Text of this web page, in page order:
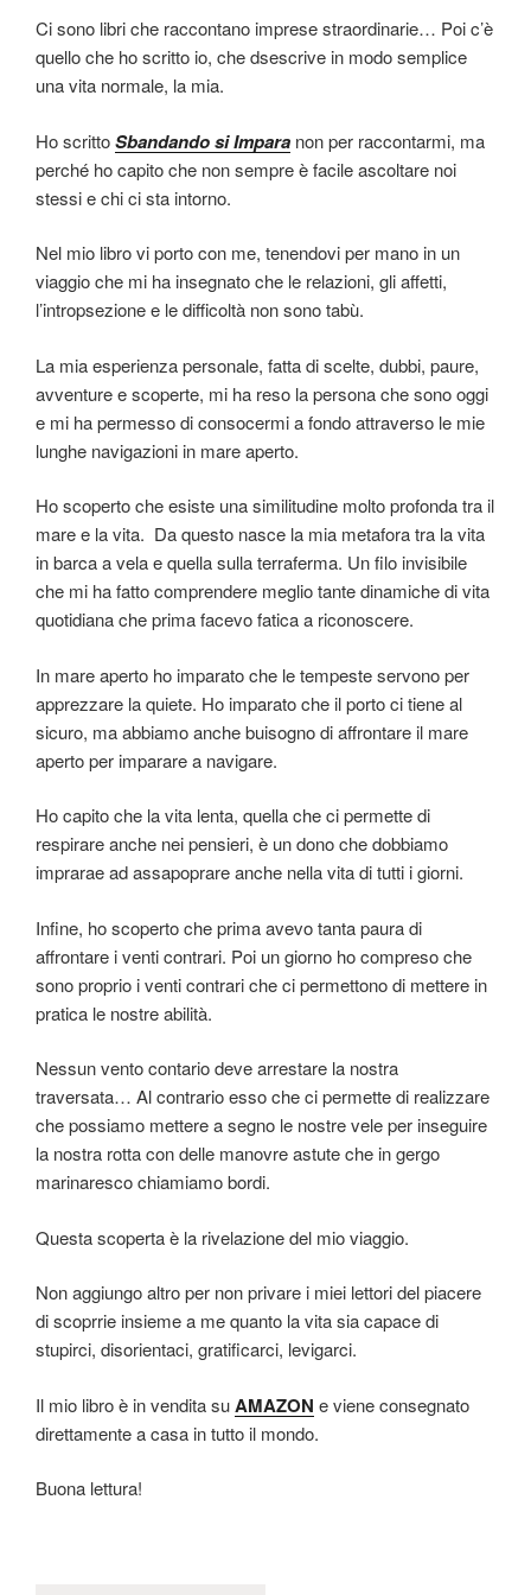
Ci sono libri che raccontano imprese straordinarie… Poi c’è
quello che ho scritto io, che dsescrive in modo semplice
una vita normale, la mia.
Ho scrittoSbandando si Impara non per raccontarmi, ma
perché ho capito che non sempre è facile ascoltare noi
stessi e chi ci sta intorno.
Nel mio libro vi porto con me, tenendovi per mano in un
viaggio che mi ha insegnato che le relazioni, gli affetti,
l’intropsezione e le difficoltà non sono tabù.
La mia esperienza personale, fatta di scelte, dubbi, paure,
avventure e scoperte, mi ha reso la persona che sono oggi
e mi ha permesso di consocermi a fondo attraverso le mie
lunghe navigazioni in mare aperto.
Ho scoperto che esiste una similitudine molto profonda tra il
mare e la vita. Da questo nasce la mia metafora tra la vita
in barca a vela e quella sulla terraferma. Un filo invisibile
che mi ha fatto comprendere meglio tante dinamiche di vita
quotidiana che prima facevo fatica a riconoscere.
In mare aperto ho imparato che le tempeste servono per
apprezzare la quiete. Ho imparato che il porto ci tiene al
sicuro, ma abbiamo anche buisogno di affrontare il mare
aperto per imparare a navigare.
Ho capito che la vita lenta, quella che ci permette di
respirare anche nei pensieri, è un dono che dobbiamo
imprarae ad assapoprare anche nella vita di tutti i giorni.
Infine, ho scoperto che prima avevo tanta paura di
affrontare i venti contrari. Poi un giorno ho compreso che
sono proprio i venti contrari che ci permettono di mettere in
pratica le nostre abilità.
Nessun vento contario deve arrestare la nostra
traversata… Al contrario esso che ci permette di realizzare
che possiamo mettere a segno le nostre vele per inseguire
la nostra rotta con delle manovre astute che in gergo
marinaresco chiamiamo bordi.
Questa scoperta è la rivelazione del mio viaggio.
Non aggiungo altro per non privare i miei lettori del piacere
di scoprrie insieme a me quanto la vita sia capace di
stupirci, disorientaci, gratificarci, levigarci.
Il mio libro è in vendita suAMAZON e viene consegnato
direttamente a casa in tutto il mondo.
Buona lettura!